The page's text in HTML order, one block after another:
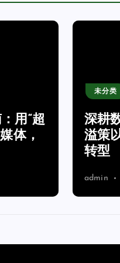
用“超
体，
未分类
深耕
溢策
转型
admin